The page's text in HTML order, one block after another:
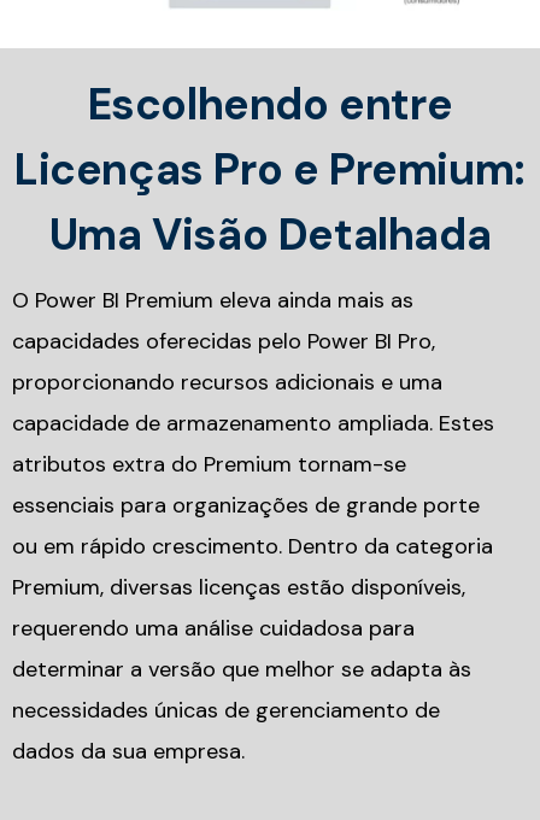
Escolhendo entre
Licenças Pro e Premium:
Uma Visão Detalhada
O Power BI Premium eleva ainda mais as
capacidades oferecidas pelo Power BI Pro,
proporcionando recursos adicionais e uma
capacidade de armazenamento ampliada. Estes
atributos extra do Premium tornam-se
essenciais para organizações de grande porte
ou em rápido crescimento. Dentro da categoria
Premium, diversas licenças estão disponíveis,
requerendo uma análise cuidadosa para
determinar a versão que melhor se adapta às
necessidades únicas de gerenciamento de
dados da sua empresa.